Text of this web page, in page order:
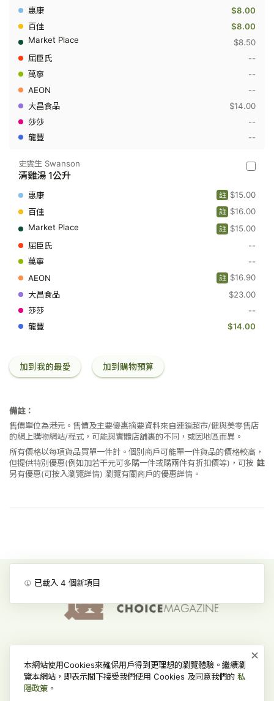
生
-
雞
毫
$8.00
$8.00
$8.50
--
--
--
$14.00
--
--
史
生
-
雞
史雲生 Swanson
清雞湯 1公升
$15.00
註
$16.00
註
$15.00
註
--
--
$16.90
註
$23.00
--
$14.00
加到我的最愛 加到購物預算
備註：
售價單位為港元。售價及主要優惠摘要資料來自連鎖超市/健與美零售店
的網上購物網站/程式，可能與實體店舖裏的不同，或因地區而異。
所有價格以每項貨品買單一件計。個別商戶可能單一件貨品的價格較高，
但提供特別優惠(例如加若干元可多購一件或購兩件有折扣價等)，可按 註
另有優惠(可按入瀏覽詳情)瀏覽有關商戶的優惠詳情。
免責、版權及無障礙聲明
常見問題
已載入4 個新項目
本網站使用Cookies來確保用戶得到更理想的瀏覽體驗。繼續瀏
覽本網站，即表示閣下接受我們使用 Cookies 及同意我們的 私
隱政策。
×